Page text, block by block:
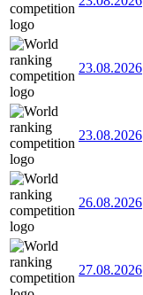
23.08.2026
23.08.2026
26.08.2026
27.08.2026